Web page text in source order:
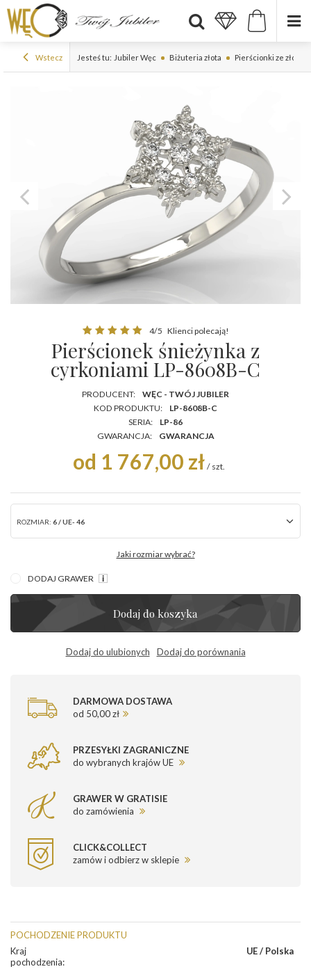
Wstecz Jesteś tu: Jubiler Węc Biżuteria złota Pierścionki ze złota
4/5 Klienci polecają!
Pierścionek śnieżynka z
cyrkoniami LP-8608B-C
PRODUCENT:
WĘC - TWÓJ JUBILER
KOD PRODUKTU:
LP-8608B-C
SERIA:
LP-86
GWARANCJA:
GWARANCJA
od 1 767,00 zł / szt.
ROZMIAR: 6 / UE- 46
Jaki rozmiar wybrać?
DODAJ GRAWER
Dodaj do koszyka
Dodaj do ulubionych Dodaj do porównania
DARMOWA DOSTAWA
od 50,00 zł
PRZESYŁKI ZAGRANICZNE
do wybranych krajów UE
GRAWER W GRATISIE
do zamówienia
CLICK&COLLECT
zamów i odbierz w sklepie
POCHODZENIE PRODUKTU
Kraj
pochodzenia:
UE / Polska